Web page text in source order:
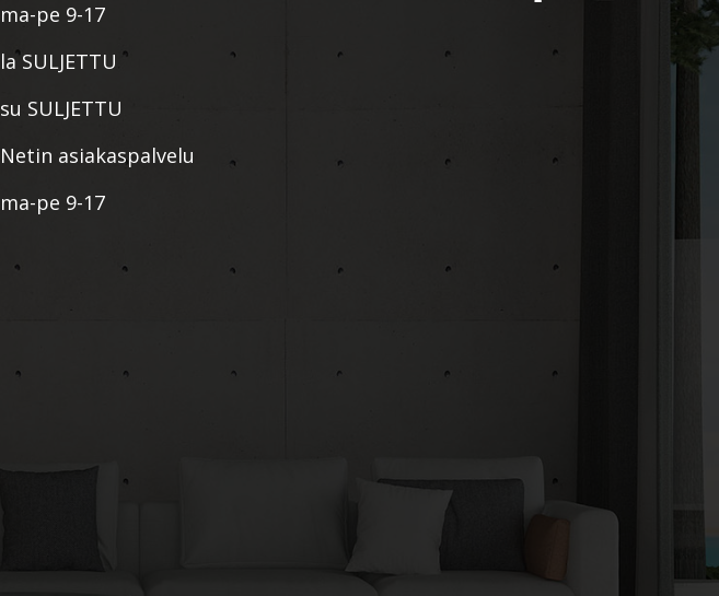
ma-pe 9-17
la SULJETTU
su SULJETTU
Netin asiakaspalvelu
ma-pe 9-17